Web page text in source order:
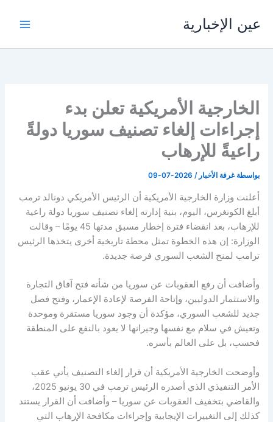
المحتوى
عين الإخبارية
الخارجية الأمريكية تعلن بدء
إجراءات إلغاء تصنيف سوريا دولةً
راعيةً للإرهاب
بواسطة غرفة الأخبار/
2026-07-09
أعلنت وزارة الخارجية الأمريكية أن الرئيس الأمريكي دونالد ترمب
أبلغ الكونغرس، اليوم، بنية إدارته إلغاء تصنيف سوريا دولة راعية
للإرهاب، بعد انقضاء فترة إخطار مسبق مدتها 45 يومًا – وقالت
الوزارة: إن هذه الخطوة تمثل محطة تاريخية أخرى يتخذها الرئيس
ترامب لمنح الشعب السوري فرصة جديدة.
وأضافت أن رفع العقوبات عن سوريا من شأنه فتح آفاق التجارة
والاستثمار الدوليين، وإتاحة الفرصة لإعادة الإعمار، وفتح فصل
جديد للشعب السوري، مؤكدة أن وجود سوريا مستقرة وموحدة
وتعيش في سلام مع نفسها وجيرانها لا يعود بالنفع على المنطقة
فحسب، بل على العالم بأسره.
وأوضحت الخارجية الأمريكية أن قرار إلغاء التصنيف يأتي عقب
الأمر التنفيذي الذي أصدره الرئيس ترمب في 30 يونيو 2025،
والقاضي بتخفيف العقوبات عن سوريا – وأضافت أن القرار يستند
كذلك إلى التغييرات الإيجابية وإجراءات مكافحة الإرهاب التي